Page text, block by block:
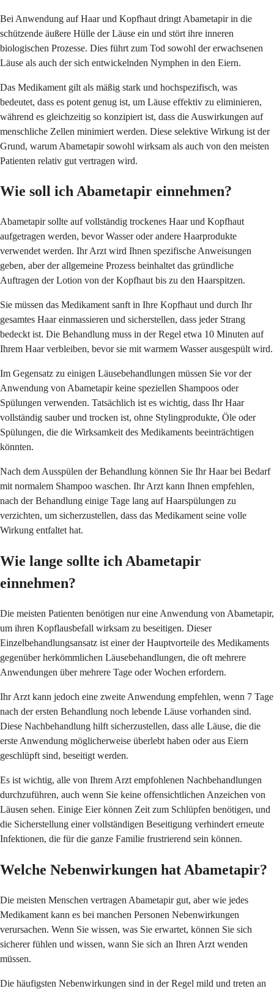
Bei Anwendung auf Haar und Kopfhaut dringt Abametapir in die
schützende äußere Hülle der Läuse ein und stört ihre inneren
biologischen Prozesse. Dies führt zum Tod sowohl der erwachsenen
Läuse als auch der sich entwickelnden Nymphen in den Eiern.
Das Medikament gilt als mäßig stark und hochspezifisch, was
bedeutet, dass es potent genug ist, um Läuse effektiv zu eliminieren,
während es gleichzeitig so konzipiert ist, dass die Auswirkungen auf
menschliche Zellen minimiert werden. Diese selektive Wirkung ist der
Grund, warum Abametapir sowohl wirksam als auch von den meisten
Patienten relativ gut vertragen wird.
Wie soll ich Abametapir einnehmen?
Abametapir sollte auf vollständig trockenes Haar und Kopfhaut
aufgetragen werden, bevor Wasser oder andere Haarprodukte
verwendet werden. Ihr Arzt wird Ihnen spezifische Anweisungen
geben, aber der allgemeine Prozess beinhaltet das gründliche
Auftragen der Lotion von der Kopfhaut bis zu den Haarspitzen.
Sie müssen das Medikament sanft in Ihre Kopfhaut und durch Ihr
gesamtes Haar einmassieren und sicherstellen, dass jeder Strang
bedeckt ist. Die Behandlung muss in der Regel etwa 10 Minuten auf
Ihrem Haar verbleiben, bevor sie mit warmem Wasser ausgespült wird.
Im Gegensatz zu einigen Läusebehandlungen müssen Sie vor der
Anwendung von Abametapir keine speziellen Shampoos oder
Spülungen verwenden. Tatsächlich ist es wichtig, dass Ihr Haar
vollständig sauber und trocken ist, ohne Stylingprodukte, Öle oder
Spülungen, die die Wirksamkeit des Medikaments beeinträchtigen
könnten.
Nach dem Ausspülen der Behandlung können Sie Ihr Haar bei Bedarf
mit normalem Shampoo waschen. Ihr Arzt kann Ihnen empfehlen,
nach der Behandlung einige Tage lang auf Haarspülungen zu
verzichten, um sicherzustellen, dass das Medikament seine volle
Wirkung entfaltet hat.
Wie lange sollte ich Abametapir
einnehmen?
Die meisten Patienten benötigen nur eine Anwendung von Abametapir,
um ihren Kopflausbefall wirksam zu beseitigen. Dieser
Einzelbehandlungsansatz ist einer der Hauptvorteile des Medikaments
gegenüber herkömmlichen Läusebehandlungen, die oft mehrere
Anwendungen über mehrere Tage oder Wochen erfordern.
Ihr Arzt kann jedoch eine zweite Anwendung empfehlen, wenn 7 Tage
nach der ersten Behandlung noch lebende Läuse vorhanden sind.
Diese Nachbehandlung hilft sicherzustellen, dass alle Läuse, die die
erste Anwendung möglicherweise überlebt haben oder aus Eiern
geschlüpft sind, beseitigt werden.
Es ist wichtig, alle von Ihrem Arzt empfohlenen Nachbehandlungen
durchzuführen, auch wenn Sie keine offensichtlichen Anzeichen von
Läusen sehen. Einige Eier können Zeit zum Schlüpfen benötigen, und
die Sicherstellung einer vollständigen Beseitigung verhindert erneute
Infektionen, die für die ganze Familie frustrierend sein können.
Welche Nebenwirkungen hat Abametapir?
Die meisten Menschen vertragen Abametapir gut, aber wie jedes
Medikament kann es bei manchen Personen Nebenwirkungen
verursachen. Wenn Sie wissen, was Sie erwartet, können Sie sich
sicherer fühlen und wissen, wann Sie sich an Ihren Arzt wenden
müssen.
Die häufigsten Nebenwirkungen sind in der Regel mild und treten an